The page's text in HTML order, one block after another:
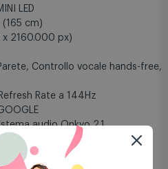
LED
cm)
Controllo vocale hands-free,
audio Onkyo 2.1